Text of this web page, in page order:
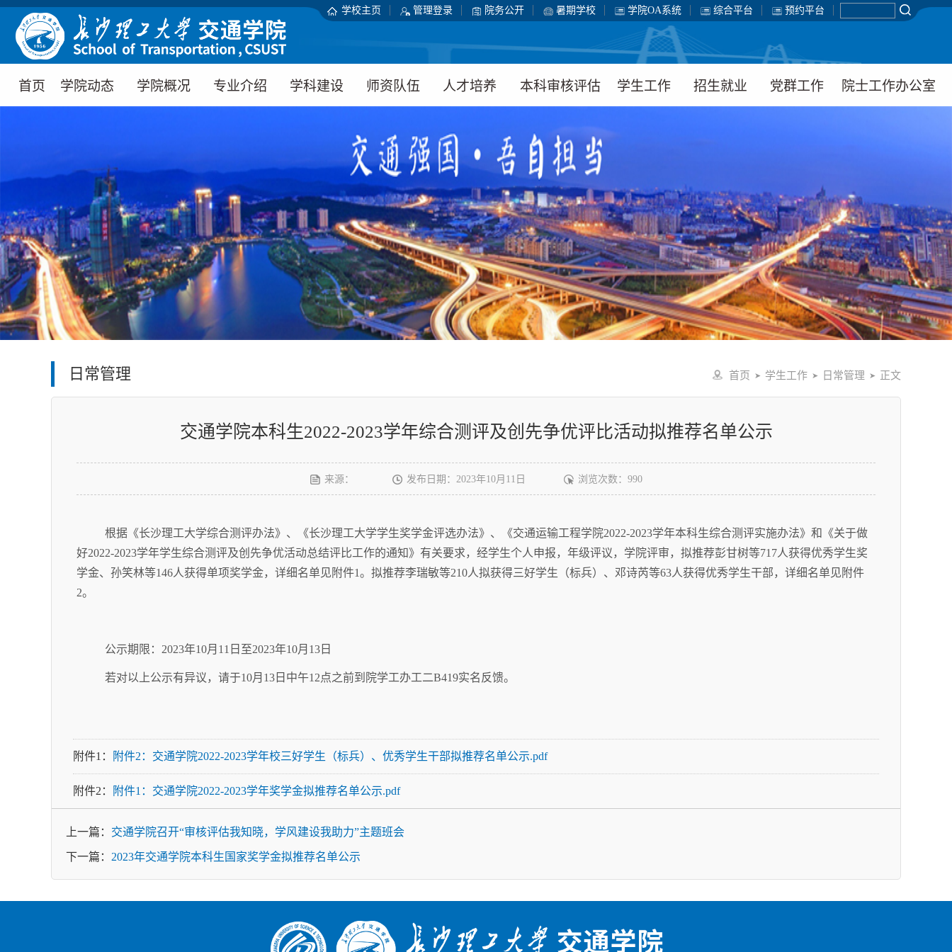
学校主页 管理登录 院务公开 暑期学校 学院OA系统 综合平台 预约平台
首页 学院动态
科研动态
媒体交院
学院概况
院徽介绍
专业介绍
河工程
交通运输
交通工程
物流工程
工程管理
学科建设
实验设备
师资队伍
教师名录
硕博导师
博士后科研流
动站
教师发展中心
人才招聘
人才培养
研究生教育
实验教学中心
本科审核评估
通知公告
组织机构
学校动态
典型案例
资料下载
学生工作
日常管理
团学工作
心理健康教育
招生就业 党群工作 院士工作办公室
日常管理 首页 ➤ 学生工作 ➤ 日常管理 ➤ 正文
交通学院本科生2022-2023学年综合测评及创先争优评比活动拟推荐名单公示
来源： 发布日期：2023年10月11日 浏览次数： 990
根据《长沙理工大学综合测评办法》、《长沙理工大学学生奖学金评选办法》、《交通运输工程学院2022-2023学年本科生综合测评实施办法》和《关于做
好2022-2023学年学生综合测评及创先争优活动总结评比工作的通知》有关要求，经学生个人申报，年级评议，学院评审，拟推荐彭甘树等717人获得优秀学生奖
学金、孙笑林等146人获得单项奖学金，详细名单见附件1。拟推荐李瑞敏等210人拟获得三好学生（标兵）、邓诗芮等63人获得优秀学生干部，详细名单见附件
2。
公示期限：2023年10月11日至2023年10月13日
若对以上公示有异议，请于10月13日中午12点之前到院学工办工二B419实名反馈。
附件1： 附件2：交通学院2022-2023学年校三好学生（标兵）、优秀学生干部拟推荐名单公示.pdf
附件2： 附件1：交通学院2022-2023学年奖学金拟推荐名单公示.pdf
上一篇： 交通学院召开“审核评估我知晓，学风建设我助力”主题班会
下一篇： 2023年交通学院本科生国家奖学金拟推荐名单公示